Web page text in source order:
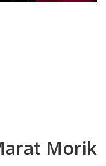
Morik